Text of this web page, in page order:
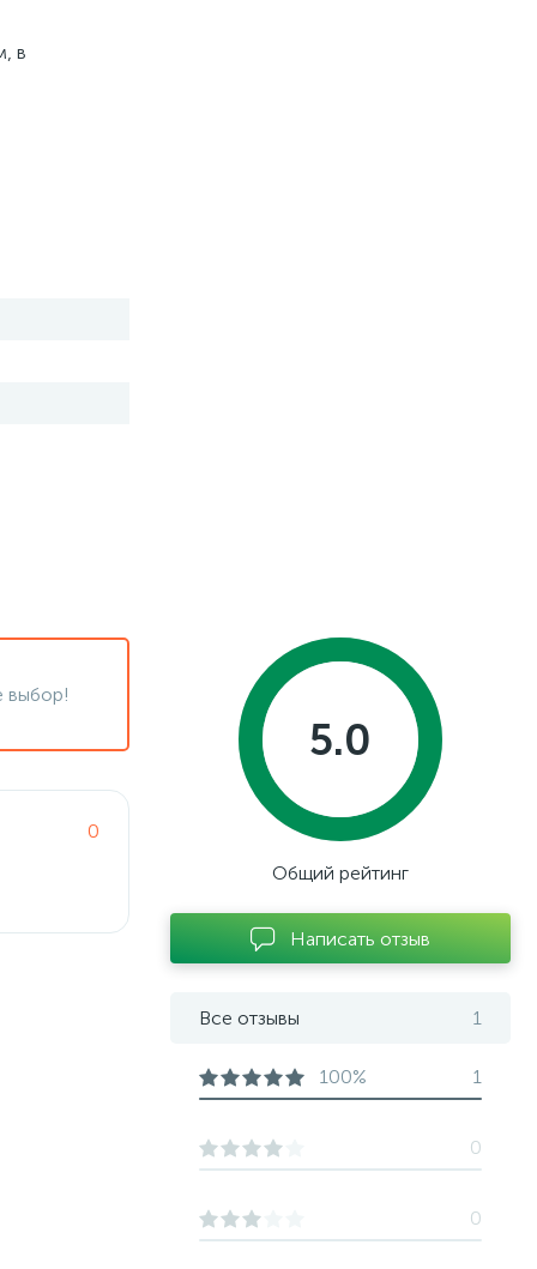
в
выбор!
0
5.0
Общий рейтинг
Написать отзыв
Все отзывы 1
100% 1
0
0